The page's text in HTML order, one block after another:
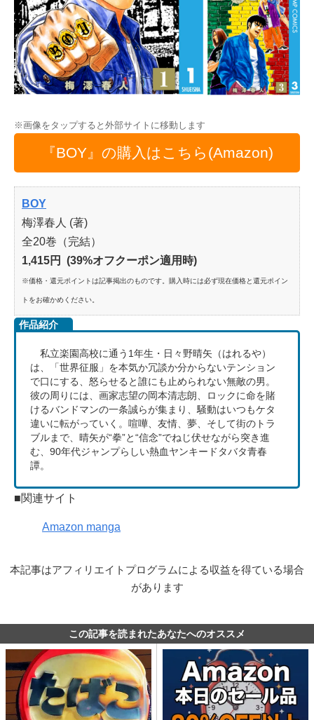
※画像をタップすると外部サイトに移動します
『BOY』の購入はこちら(Amazon)
BOY
梅澤春人 (著)
全20巻（完結）
1,415円 (39%オフクーポン適用時)
※価格・還元ポイントは記事掲出のものです。購入時には必ず現在価格と還元ポイン
トをお確かめください。
作品紹介
私立楽園高校に通う1年生・日々野晴矢（はれるや）
は、「世界征服」を本気か冗談か分からないテンション
で口にする、怒らせると誰にも止められない無敵の男。
彼の周りには、画家志望の岡本清志朗、ロックに命を賭
けるバンドマンの一条誠らが集まり、騒動はいつもケタ
違いに転がっていく。喧嘩、友情、夢、そして街のトラ
ブルまで、晴矢が“拳”と“信念”でねじ伏せながら突き進
む、90年代ジャンプらしい熱血ヤンキードタバタ青春
譚。
■関連サイト
Amazon manga
本記事はアフィリエイトプログラムによる収益を得ている場合
があります
この記事を読まれたあなたへのオススメ